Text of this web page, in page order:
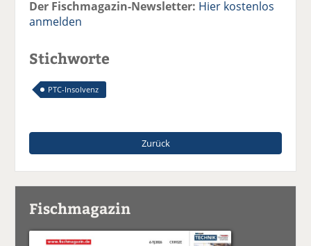
Der Fischmagazin-Newsletter: Hier kostenlos
anmelden
Stichworte
PTC-Insolvenz
Zurück
Fischmagazin